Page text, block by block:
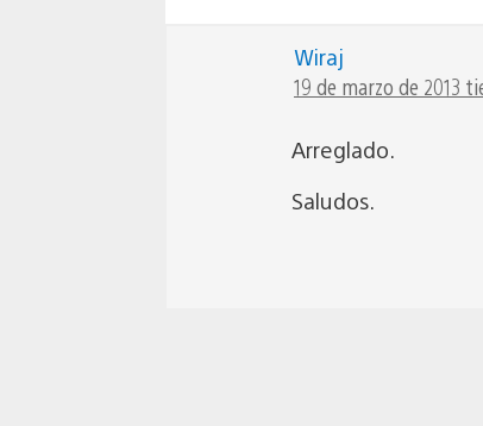
Wiraj
19 de marzo de 2013
Arreglado.
Saludos.